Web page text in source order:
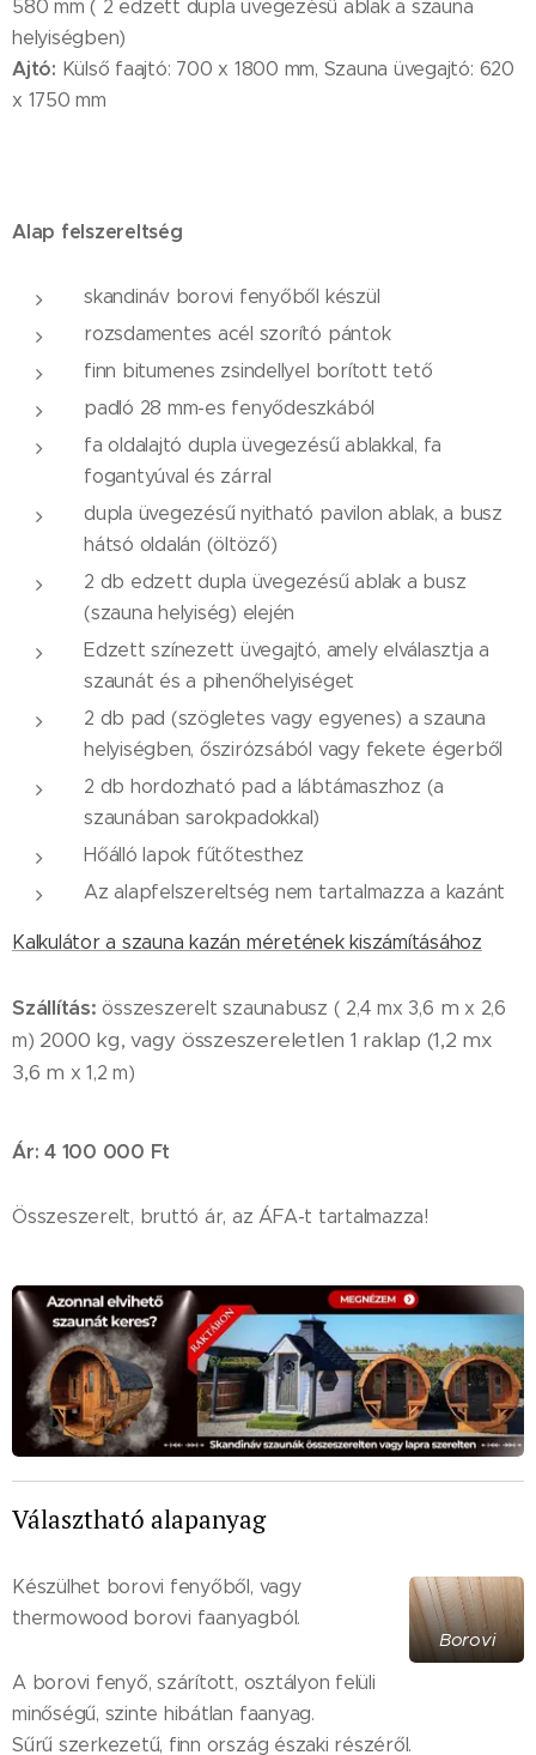
580 mm ( 2 edzett dupla üvegezésű ablak a szauna
helyiségben)
Ajtó: Külső faajtó: 700 x 1800 mm, Szauna üvegajtó: 620
x 1750 mm
Alap felszereltség
skandináv borovi fenyőből készül
rozsdamentes acél szorító pántok
finn bitumenes zsindellyel borított tető
padló 28 mm-es fenyődeszkából
fa oldalajtó dupla üvegezésű ablakkal, fa
fogantyúval és zárral
dupla üvegezésű nyitható pavilon ablak, a busz
hátsó oldalán (öltöző)
2 db edzett dupla üvegezésű ablak a busz
(szauna helyiség) elején
Edzett színezett üvegajtó, amely elválasztja a
szaunát és a pihenőhelyiséget
2 db pad (szögletes vagy egyenes) a szauna
helyiségben, őszirózsából vagy fekete égerből
2 db hordozható pad a lábtámaszhoz (a
szaunában sarokpadokkal)
Hőálló lapok fűtőtesthez
Az alapfelszereltség nem tartalmazza a kazánt
Kalkulátor a szauna kazán méretének kiszámításához
Szállítás: összeszerelt szaunabusz ( 2,4 mx 3,6 m x 2,6
m) 2000 kg, vagy összeszereletlen 1 raklap (1,2 mx
3,6 m x 1,2 m)
Ár: 4 100 000 Ft
Összeszerelt, bruttó ár, az ÁFA-t tartalmazza!
Választható alapanyag
Borovi
Készülhet borovi fenyőből, vagy
thermowood borovi faanyagból.
A borovi fenyő, szárított, osztályon felüli
minőségű, szinte hibátlan faanyag.
Sűrű szerkezetű, finn ország északi részéről.